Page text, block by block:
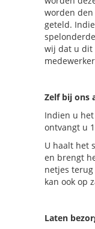
worden
geteld.
wij dat u dit
Zelf bij ons
Indien u
ontvangt u
U haalt het
en brengt
netjes
kan ook op
Laten